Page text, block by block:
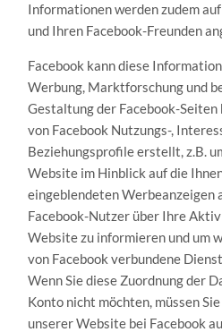
Informationen werden zudem
und Ihren Facebook-Freunden
Facebook kann diese
Werbung, Marktforschung und
Gestaltung der Facebook-
von Facebook Nutzungs-,
Beziehungsprofile erstellt, z.B.
Website im Hinblick auf die
eingeblendeten Werbeanzeigen
Facebook-Nutzer über Ihre
Website zu informieren und um
von Facebook verbundene
Wenn Sie diese Zuordnung der
Konto nicht möchten, müssen
unserer Website bei Facebook